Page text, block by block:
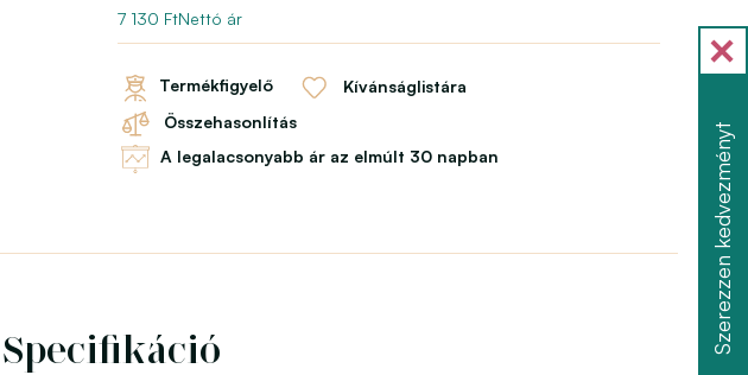
7 130 FtNettó ár
Termékfigyelő
Kívánságlistára
Összehasonlítás
A legalacsonyabb ár az elmúlt 30 napban
Specifikáció Szerezzen kedvezményt